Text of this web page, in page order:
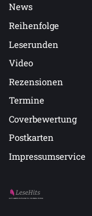
News
Reihenfolge
Leserunden
Video
Rezensionen
Termine
Coverbewertung
Postkarten
Impressumservice
Auf LeseHits.de findest Du die besten Bücher.